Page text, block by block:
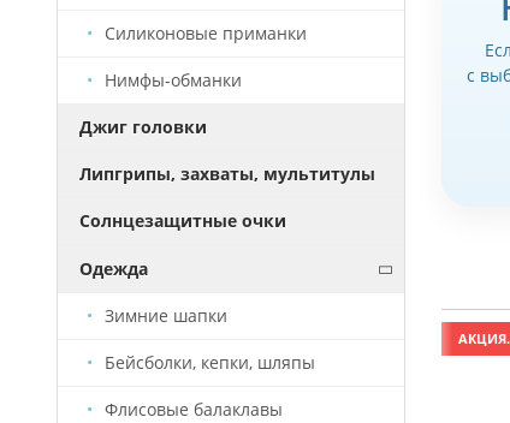
Силиконовые приманки
Нимфы-обманки
Джиг головки
Липгрипы, захваты, мультитулы
Солнцезащитные очки
Одежда
Зимние шапки
Бейсболки, кепки, шляпы
Флисовые балаклавы
с